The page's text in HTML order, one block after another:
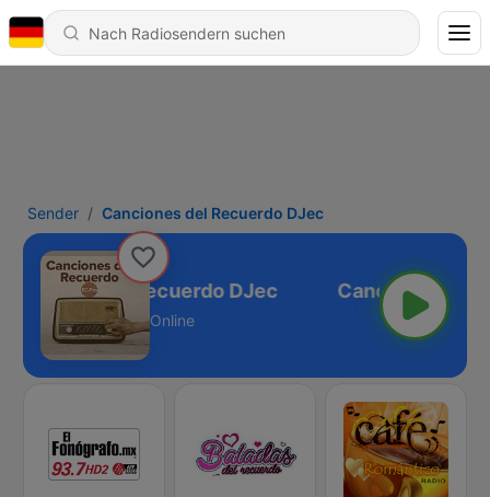
Sender Canciones del Recuerdo DJec
del Recuerdo DJec
Online